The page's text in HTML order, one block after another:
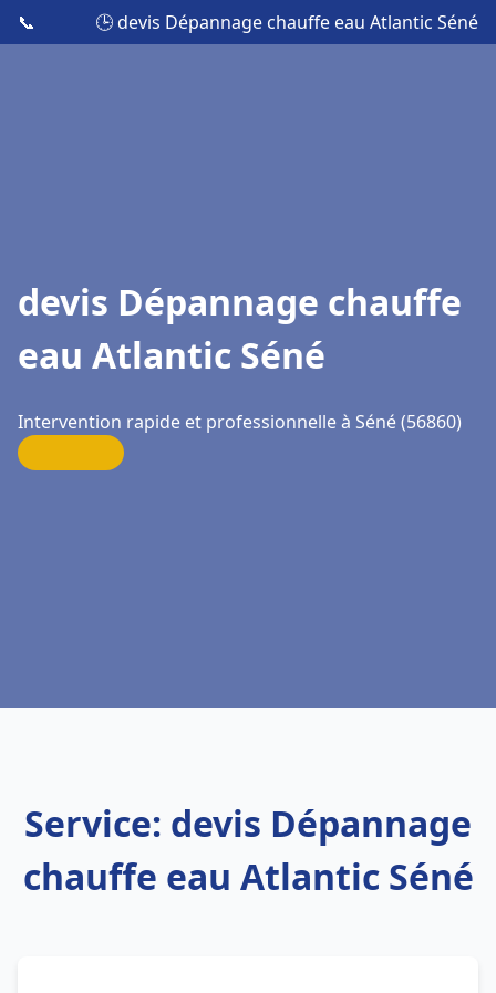
📞 🕒 devis Dépannage chauffe eau Atlantic Séné
devis Dépannage chauffe
eau Atlantic Séné
Intervention rapide et professionnelle à Séné (56860)
Service: devis Dépannage
chauffe eau Atlantic Séné